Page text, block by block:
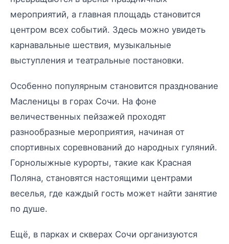
мероприятий, а главная площадь становится
центром всех событий. Здесь можно увидеть
карнавальные шествия, музыкальные
выступления и театральные постановки.
Особенно популярным становится празднование
Масленицы в горах Сочи. На фоне
величественных пейзажей проходят
разнообразные мероприятия, начиная от
спортивных соревнований до народных гуляний.
Горнолыжные курорты, такие как Красная
Поляна, становятся настоящими центрами
веселья, где каждый гость может найти занятие
по душе.
Ещё, в парках и скверах Сочи организуются